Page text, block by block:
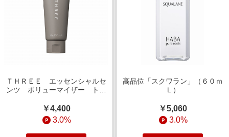
ＴＨＲＥＥ エッセンシャルセ
ンツ ボリューマイザー トリ
￥4,400
3.0%
高品位「スクワラン」（６０ｍ
Ｌ）
￥5,060
3.0%